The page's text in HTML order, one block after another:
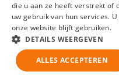
die u aan ze heeft verstrekt of
uw gebruik van hun services.
onze website blijft gebruiken.
DETAILS WEERGEVEN
ALLES ACCEPTEREN